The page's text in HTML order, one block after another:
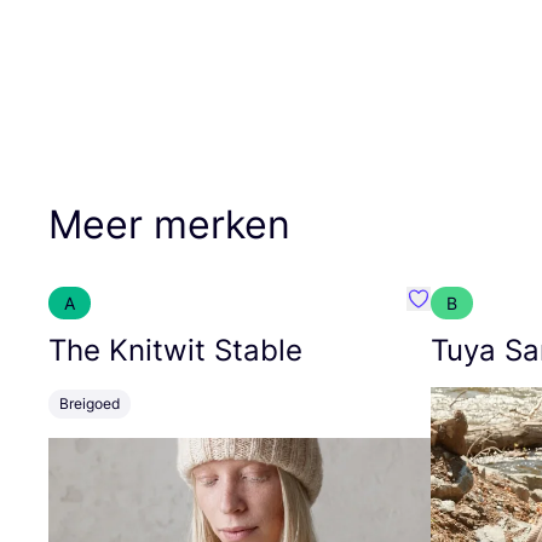
Meer merken
A
The Knitwit Stable
Breigoed
Favoriete
B
Tuya